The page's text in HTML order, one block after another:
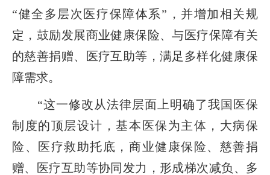
“健全多层次医疗保障体系”，并增加相关规
定，鼓励发展商业健康保险、与医疗保障有关
的慈善捐赠、医疗互助等，满足多样化健康保
障需求。
“这一修改从法律层面上明确了我国医保
制度的顶层设计，基本医保为主体，大病保
险、医疗救助托底，商业健康保险、慈善捐
赠、医疗互助等协同发力，形成梯次减负、多